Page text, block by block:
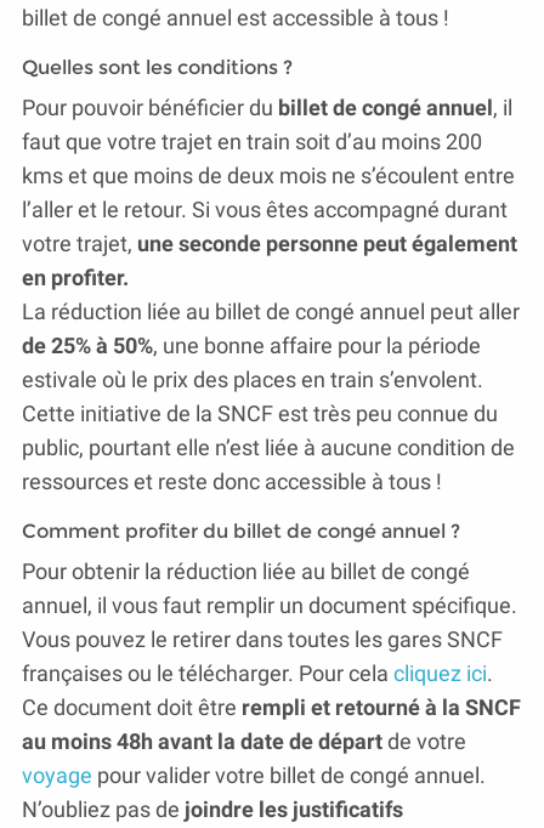
billet de congé annuel est accessible à tous !
Quelles sont les conditions ?
Pour pouvoir bénéficier du billet de congé annuel, il
faut que votre trajet en train soit d’au moins 200
kms et que moins de deux mois ne s’écoulent entre
l’aller et le retour. Si vous êtes accompagné durant
votre trajet, une seconde personne peut également
en profiter.
La réduction liée au billet de congé annuel peut aller
de 25% à 50%, une bonne affaire pour la période
estivale où le prix des places en train s’envolent.
Cette initiative de la SNCF est très peu connue du
public, pourtant elle n’est liée à aucune condition de
ressources et reste donc accessible à tous !
Comment profiter du billet de congé annuel ?
Pour obtenir la réduction liée au billet de congé
annuel, il vous faut remplir un document spécifique.
Vous pouvez le retirer dans toutes les gares SNCF
françaises ou le télécharger. Pour cela cliquez ici.
Ce document doit être rempli et retourné à la SNCF
au moins 48h avant la date de départde votre
voyage pour valider votre billet de congé annuel.
N’oubliez pas de joindre les justificatifs